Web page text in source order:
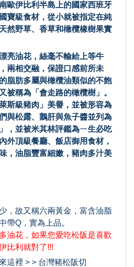
歐伊比利半島上的國家西班牙
寶級食材，從小就被指定在純
然野草、香草和橄欖橡樹果實
亮油花，絲毫不輸給上等牛
兩相交融，保證口感前所未
脂肪多屬與橄欖油類似的不飽
被稱為「會走路的橄欖樹」。
斯級豬肉」美譽，並被形容為
與松露、鵝肝與魚子醬並列為
，並被米其林評鑑為ㄧ生必吃
外頂級餐廳、飯店御用食材，
，油脂豐富細嫩，豬肉多汁美
，故又稱六兩黃金，富含油脂
帶Q，實為上品。
油花，如果您愛吃松阪是喜歡
比利就對了!!!
這裡 > > 台灣豬松阪切